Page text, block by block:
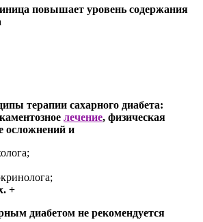
повышает уровень содержания
терапии сахарного диабета:
лечение, физическая
осложнений и
+
диабетом не рекомендуется